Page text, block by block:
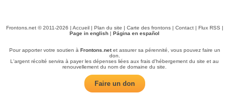
Frontons.net © 2011-2026 | Accueil| Plan du site | Carte des frontons| Contact| Flux RSS |
Page in english | Página en español
Pour apporter votre soutien à Frontons.netet assurer sa pérennité, vous pouvez faire un
don.
L'argent récolté servira à payer les dépenses liées aux frais d'hébergement du site et au
renouvellement du nom de domaine du site.
Faire un don